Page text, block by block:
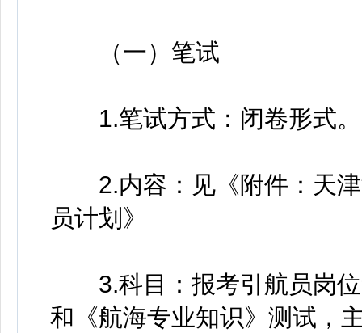
（一）笔试
1.笔试方式：闭卷形式。
2.内容：见《附件：天津
员计划》
3.科目：报考引航员岗位
和《航海专业知识》测试，